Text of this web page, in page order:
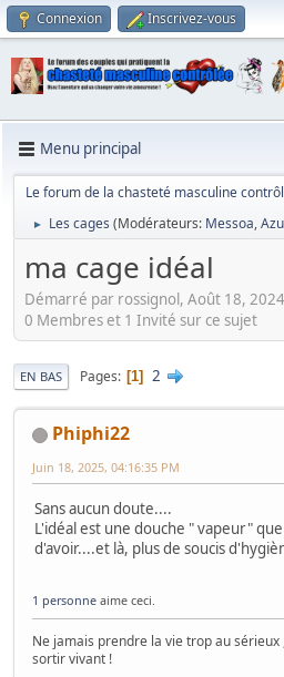
Connexion Inscrivez-vous
Menu principal
Le forum de la chasteté masculine
► Les cages (Modérateurs: Messoa,
ma cage idéal
Démarré par rossignol, Août 18,
0 Membres et 1 Invité sur ce sujet
EN BAS Pages 1 2
Phiphi22
Juin 18, 2025, 04:16:35 PM
Sans aucun doute....
L'idéal est une douche " vapeur"
d'avoir....et là, plus de soucis
1 personne aime ceci.
Ne jamais prendre la vie trop au sérieux
sortir vivant !